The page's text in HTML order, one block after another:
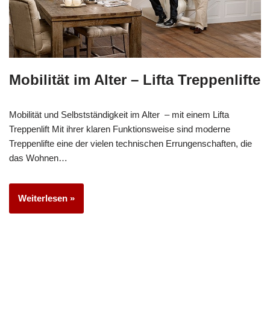
Mobilität im Alter – Lifta Treppenlifte
Mobilität und Selbstständigkeit im Alter – mit einem Lifta
Treppenlift Mit ihrer klaren Funktionsweise sind moderne
Treppenlifte eine der vielen technischen Errungenschaften, die
das Wohnen…
Weiterlesen »